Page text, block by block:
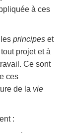
à ces
principes et
projet et à
Ce sont
ces
de la vie
: